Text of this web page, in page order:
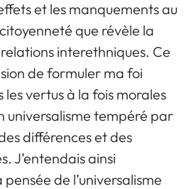
et les manquements au
que révèle la
interethniques. Ce
de formuler ma foi
vertus à la fois morales
universalisme tempéré par
différences et des
J’entendais ainsi
de l’universalisme